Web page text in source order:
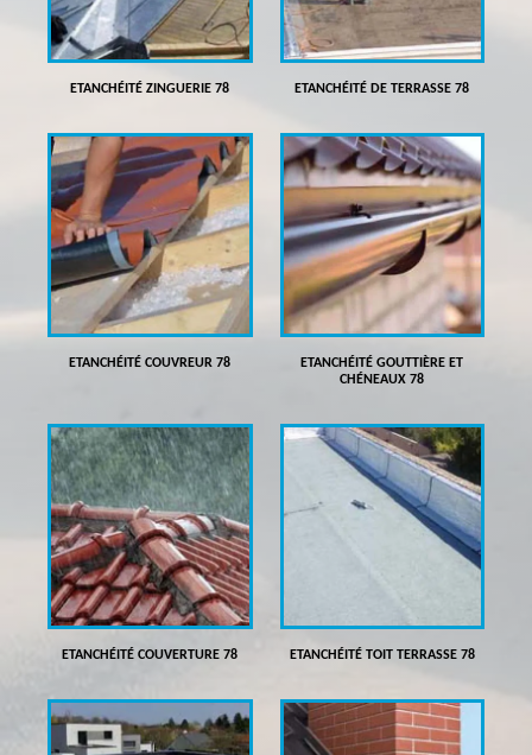
ETANCHÉITÉ ZINGUERIE 78 ETANCHÉITÉ DE TERRASSE 78
ETANCHÉITÉ COUVREUR 78
ETANCHÉITÉ GOUTTIÈRE ET
CHÉNEAUX 78
ETANCHÉITÉ COUVERTURE 78 ETANCHÉITÉ TOIT TERRASSE 78